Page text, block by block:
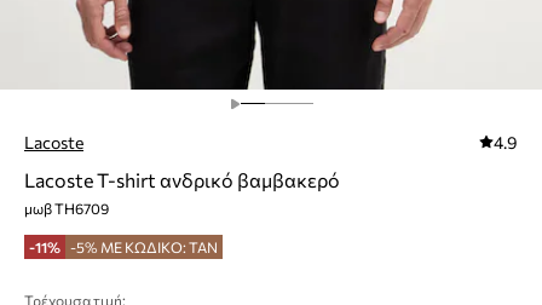
Lacoste 4.9
Lacoste T-shirt ανδρικό βαμβακερό
μωβ TH6709
-11% -5% ΜΕ ΚΩΔΙΚΟ: TAN
Τρέχουσα τιμή: